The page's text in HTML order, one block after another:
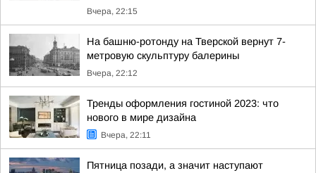
Вчера, 22:15
На башню-ротонду на Тверской вернут 7-
метровую скульптуру балерины
Вчера, 22:12
Тренды оформления гостиной 2023: что
нового в мире дизайна
Вчера, 22:11
Пятница позади, а значит наступают